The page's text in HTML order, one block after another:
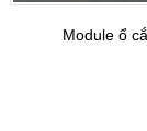
Module ổ